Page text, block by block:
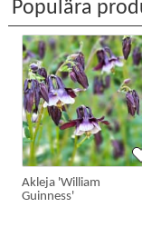
Populära
Akleja 'William
Guinness'